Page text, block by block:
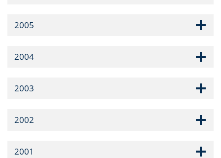
2005
2004
2003
2002
2001